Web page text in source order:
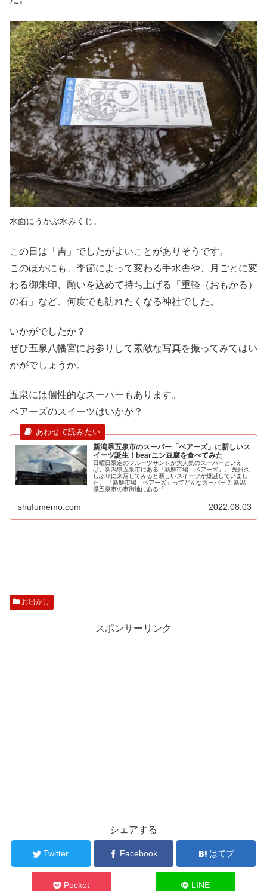
水面にうかぶ水みくじ。
この日は「吉」でしたがよいことがありそうです。
このほかにも、季節によって変わる手水舎や、月ごとに変
わる御朱印、願いを込めて持ち上げる「重軽（おもかる）
の石」など、何度でも訪れたくなる神社でした。
いかがでしたか？
ぜひ五泉八幡宮にお参りして素敵な写真を撮ってみてはい
かがでしょうか。
五泉には個性的なスーパーもあります。
ベアーズのスイーツはいかが？
新潟県五泉市のスーパー「ベアーズ」に新しいス
イーツ誕生！bearニン豆腐を食べてみた
日曜日限定のフルーツサンドが大人気のスーパーといえ
ば、新潟県五泉市にある「新鮮市場 ベアーズ」。 先日久
しぶりに来店してみると新しいスイーツが爆誕していまし
た。 「新鮮市場 ベアーズ」ってどんなスーパー？ 新潟
県五泉市の市街地にある「...
shufumemo.com 2022.08.03
お出かけ
スポンサーリンク
シェアする
Twitter Facebook はてブ
Pocket LINE